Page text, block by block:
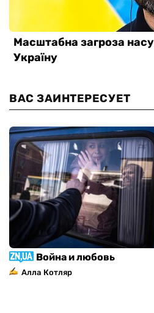
ВАС ЗАИНТЕРЕСУЕТ
Война и любовь
Алла Котляр